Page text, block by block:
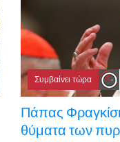
Συμβαίνει τώρα
Πάπας
θύματα των